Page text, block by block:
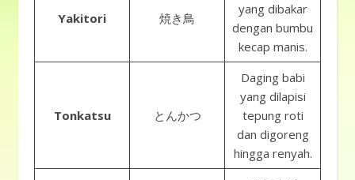
Yakitori 焼き鳥
yang dibakar
dengan bumbu
kecap manis.
Tonkatsu とんかつ
Daging babi
yang dilapisi
tepung roti
dan digoreng
hingga renyah.